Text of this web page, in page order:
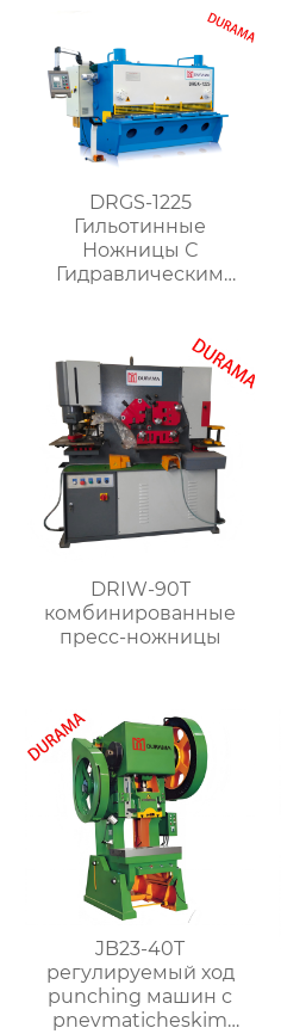
DRGS-1225
Гильотинные
Ножницы С
Гидравлическим
DRIW-90T
комбинированные
пресс-ножницы
JB23-40T
регулируемый ход
punching машин с
pnevmaticheskim